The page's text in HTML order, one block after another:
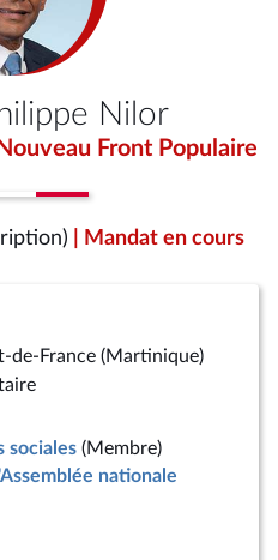
Nilor
Front Populaire
| Mandat en cours
de-France (Martinique)
sociales (Membre)
nationale